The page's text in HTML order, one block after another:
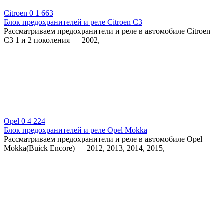
Citroen 0 1 663
Блок предохранителей и реле Citroen C3
Рассматриваем предохранители и реле в автомобиле Citroen
C3 1 и 2 поколения — 2002,
Opel 0 4 224
Блок предохранителей и реле Opel Mokka
Рассматриваем предохранители и реле в автомобиле Opel
Mokka(Buick Encore) — 2012, 2013, 2014, 2015,